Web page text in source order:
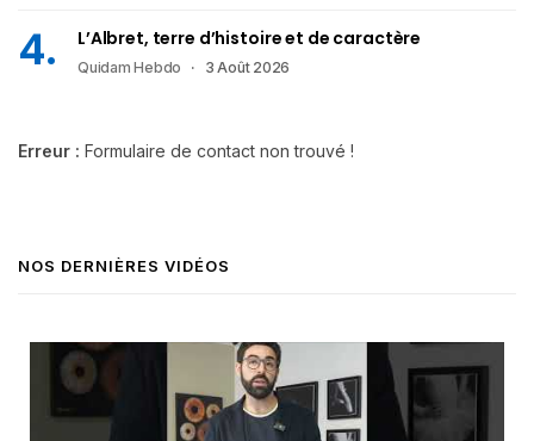
L’Albret, terre d’histoire et de caractère
Quidam Hebdo 3 Août 2026
Erreur : Formulaire de contact non trouvé !
NOS DERNIÈRES VIDÉOS